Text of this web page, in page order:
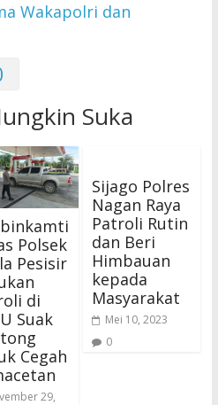
Wakapolri dan
Suka
Polsek
Pesisir
di
Suak
Cegah
29,
Sijago Polres
Nagan Raya
Patroli Rutin
dan Beri
Himbauan
kepada
Masyarakat
Mei 10, 2023
0